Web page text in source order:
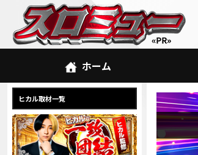
ホーム
ヒカル取材一覧